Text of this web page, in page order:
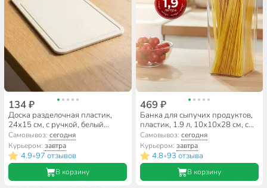
134 ₽
Доска разделочная пластик,
24х15 см, с ручкой, белый
ротанг, прямоугольная, Idea, М
1571
Самовывоз:сегодня
Курьером:завтра
4.9•97 отзывов
В корзину
469 ₽
Банка для сыпучих продуктов,
пластик, 1.9 л, 10х10х28 см, с
крышкой, Idea, Степ, М 1294
Самовывоз: сегодня
Курьером: завтра
4.8•93 отзыва
В корзину